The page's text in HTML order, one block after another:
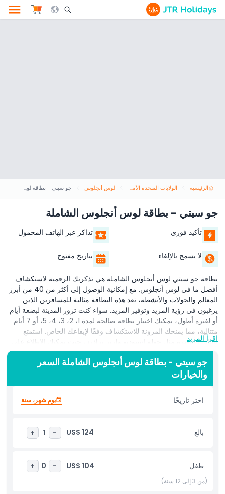
Search Opener Icon
الرئيسية الولايات المتحدة الأمريكية لوس أنجلوس جو سيتي - بطاقة لوس أنجلوس الشاملة
جو سيتي - بطاقة لوس أنجلوس الشاملة
تأكيد فوري تذاكر عبر الهاتف المحمول
لا يسمح بالإلغاء بتاريخ مفتوح
بطاقة جو سيتي لوس أنجلوس الشاملة هي تذكرتك الرقمية لاستكشاف
أفضل ما في لوس أنجلوس. مع إمكانية الوصول إلى أكثر من 40 من أبرز
المعالم والجولات والأنشطة، تعد هذه البطاقة مثالية للمسافرين الذين
يرغبون في رؤية المزيد وتوفير المزيد. سواء كنت تزور المدينة لبضعة أيام
أو لفترة أطول، يمكنك اختيار بطاقة صالحة لمدة 1، 2، 3، 4، 5، أو 7 أيام
متتالية، مما يمنحك المرونة للاستكشاف وفقًا لإيقاعك الخاص. استمتع
بتجارب شهيرة مثل جولة استوديو وارنر براذرز، حيث يمكنك الاطلاع على
كواليس أفلامك وبرامجك التلفزيونية المفضلة. زر مدام توسو هوليوود
لالتقاط صور ممتعة مع تماثيل شمعية شبيهة بالحياة للمشاهير، أو اغمر
نفسك في تاريخ السينما الغني في متحف هوليوود. تشمل البطاقة أيضًا
جولة بالحافلة بنظام اصعد وانزل، مما يسهل التنقل ورؤية معالم رئيسية
مثل لافتة هوليوود، شارع روديو درايف، ورصيف سانتا مونيكا. بطاقة جو
سيتي سهلة الاستخدام — ما عليك سوى تنزيلها على هاتفك وعرضها عند
المتضمنات
اقرأ المزيد
جو سيتي - بطاقة لوس أنجلوس الشاملة السعر
والخيارات
اختر تاريخًا يوم شهر، سنة
بالغ US$ 124
-
1
+
طفل US$ 104
-
0
+
(من 3 إلى 12 سنة)